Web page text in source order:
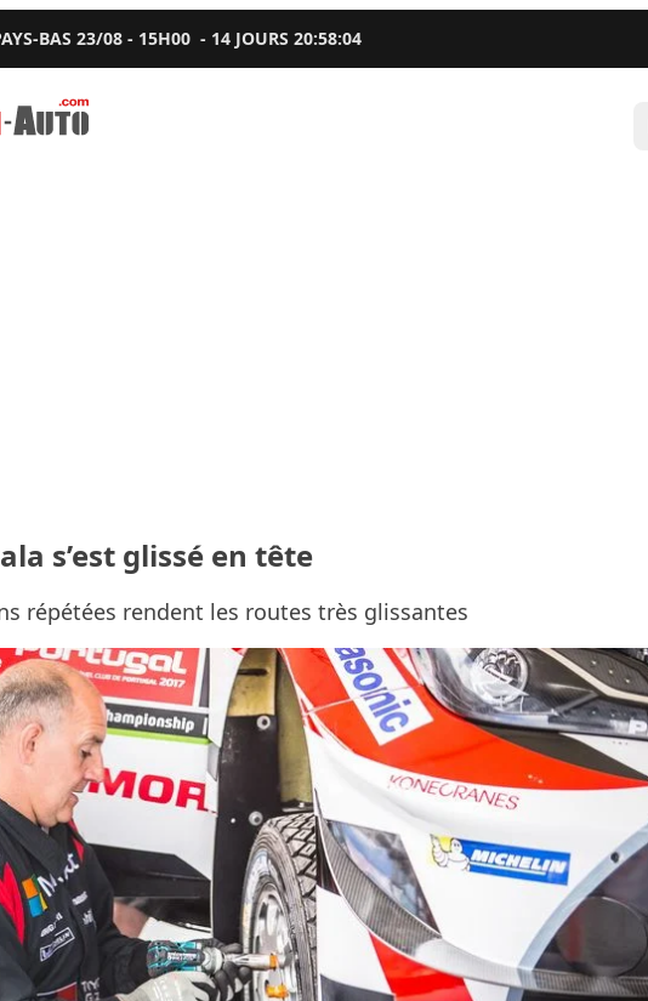
BAS 23/08 - 15H00 - 14 JOURS20:58:03
s’est glissé en tête
répétées rendent les routes très glissantes